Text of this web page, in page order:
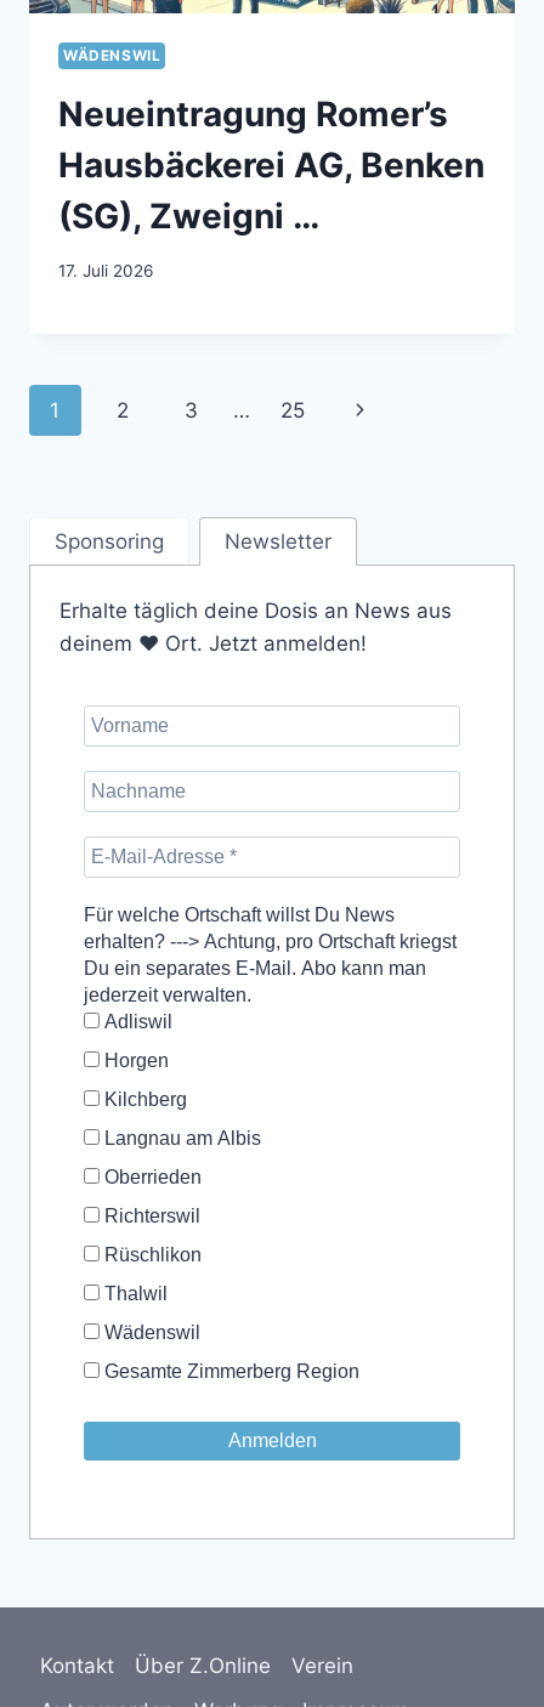
WÄDENSWIL
Neueintragung Romer’s
Hausbäckerei AG, Benken
(SG), Zweigni …
17. Juli 2026
Seitennavigation
1 2 3 … 25
Nächste
Sponsoring Newsletter
Erhalte täglich deine Dosis an News aus
deinem ❤️ Ort. Jetzt anmelden!
Für welche Ortschaft willst Du News
erhalten? ---> Achtung, pro Ortschaft kriegst
Du ein separates E-Mail. Abo kann man
jederzeit verwalten.
Adliswil
Horgen
Kilchberg
Langnau am Albis
Oberrieden
Richterswil
Rüschlikon
Thalwil
Wädenswil
Gesamte Zimmerberg Region
Kontakt Über Z.Online
Verein